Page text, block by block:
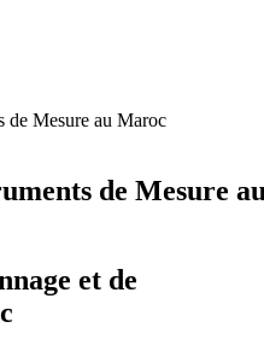
de Mesure au Maroc
de Mesure
et de